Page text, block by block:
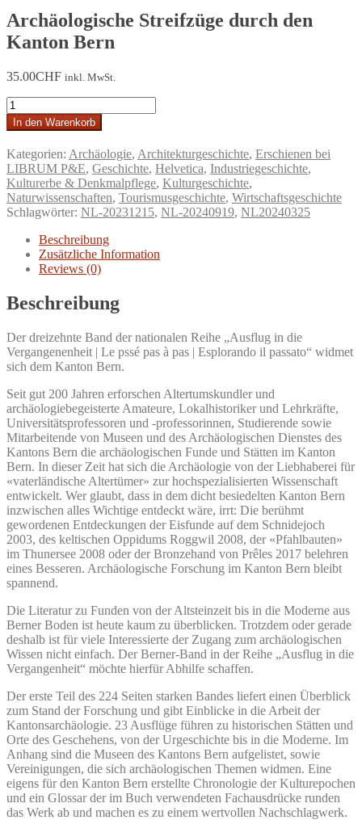
Archäologische Streifzüge durch den
Kanton Bern
35.00CHF inkl. MwSt.
Ausflug
in
die
Vergangenheit
Menge
In den Warenkorb
Kategorien: Archäologie, Architekturgeschichte, Erschienen bei
LIBRUM P&E, Geschichte, Helvetica, Industriegeschichte,
Kulturerbe & Denkmalpflege, Kulturgeschichte,
Naturwissenschaften, Tourismusgeschichte, Wirtschaftsgeschichte
Schlagwörter: NL-20231215, NL-20240919, NL20240325
Beschreibung
Zusätzliche Information
Reviews (0)
Beschreibung
Der dreizehnte Band der nationalen Reihe „Ausflug in die
Vergangenenheit | Le pssé pas à pas | Esplorando il passato“ widmet
sich dem Kanton Bern.
Seit gut 200 Jahren erforschen Altertumskundler und
archäologiebegeisterte Amateure, Lokalhistoriker und Lehrkräfte,
Universitätsprofessoren und ‑professorinnen, Studierende sowie
Mitarbeitende von Museen und des Archäologischen Dienstes des
Kantons Bern die archäologischen Funde und Stätten im Kanton
Bern. In dieser Zeit hat sich die Archäologie von der Liebhaberei für
«vaterländische Altertümer» zur hochspezialisierten Wissenschaft
entwickelt. Wer glaubt, dass in dem dicht besiedelten Kanton Bern
inzwischen alles Wichtige entdeckt wäre, irrt: Die berühmt
gewordenen Entdeckungen der Eisfunde auf dem Schnidejoch
2003, des keltischen Oppidums Roggwil 2008, der «Pfahlbauten»
im Thunersee 2008 oder der Bronzehand von Prêles 2017 belehren
eines Besseren. Archäologische Forschung im Kanton Bern bleibt
spannend.
Die Literatur zu Funden von der Altsteinzeit bis in die Moderne aus
Berner Boden ist heute kaum zu überblicken. Trotzdem oder gerade
deshalb ist für viele Interessierte der Zugang zum archäologischen
Wissen nicht einfach. Der Berner-Band in der Reihe „Ausflug in die
Vergangenheit“ möchte hierfür Abhilfe schaffen.
Der erste Teil des 224 Seiten starken Bandes liefert einen Überblick
zum Stand der Forschung und gibt Einblicke in die Arbeit der
Kantonsarchäologie. 23 Ausflüge führen zu historischen Stätten und
Orte des Geschehens, von der Urgeschichte bis in die Moderne. Im
Anhang sind die Museen des Kantons Bern aufgelistet, sowie
Vereinigungen, die sich archäologischen Themen widmen. Eine
eigens für den Kanton Bern erstellte Chronologie der Kulturepochen
und ein Glossar der im Buch verwendeten Fachausdrücke runden
das Werk ab und machen es zu einem wertvollen Nachschlagwerk.